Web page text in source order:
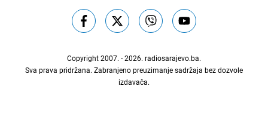
Copyright 2007. - 2026. radiosarajevo.ba.
Sva prava pridržana. Zabranjeno preuzimanje sadržaja bez dozvole
izdavača.